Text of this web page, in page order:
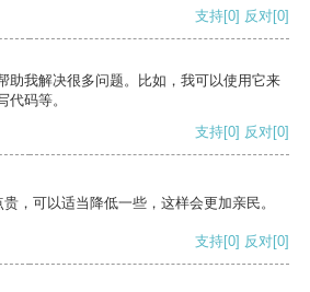
支持[0] 反对[0]
助我解决很多问题。比如，我可以使用它来
代码等。
支持[0] 反对[0]
，可以适当降低一些，这样会更加亲民。
支持[0] 反对[0]